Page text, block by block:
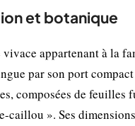
et botanique
appartenant à la
par son port
composées de feuilles
». Ses